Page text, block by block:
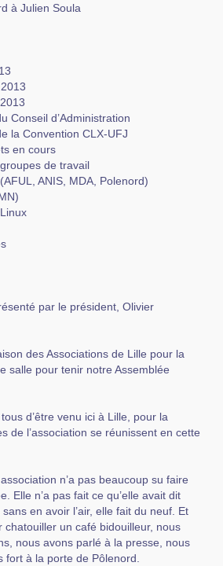
à Julien Soula
Conseil d’Administration
la Convention CLX-UFJ
en cours
de travail
ANIS, MDA, Polenord)
par le président, Olivier
des Associations de Lille pour la
salle pour tenir notre Assemblée
d’être venu ici à Lille, pour la
de l’association se réunissent en cette
n’a pas beaucoup su faire
Elle n’a pas fait ce qu’elle avait dit
en avoir l’air, elle fait du neuf. Et
chatouiller un café bidouilleur, nous
nous avons parlé à la presse, nous
à la porte de Pôlenord.